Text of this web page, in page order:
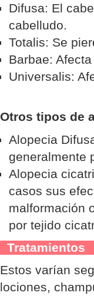
Difusa: El
cabelludo.
Totalis: Se
Barbae:
Universalis:
Otros tipos de
Alopecia
generalmente
Alopecia
casos sus
malformación
por tejido
Estos varían
lociones,